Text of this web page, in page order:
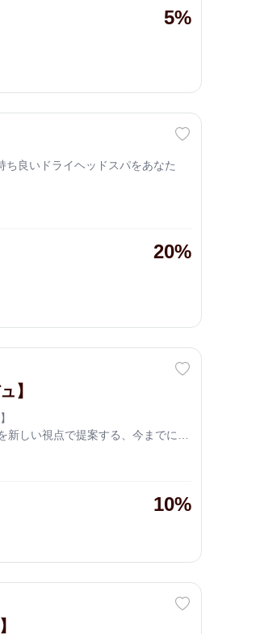
5%
ち良いドライヘッドスパをあなた
20%
】
新しい視点で提案する、今までにな
齢にとらわれず、一人ひとりの個
と続く輝きをデザインします。あ
10%